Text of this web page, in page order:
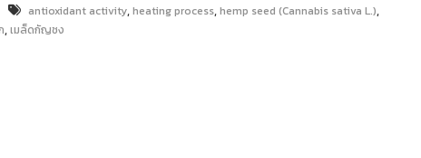
antioxidant activity,heating process,hemp seed (Cannabis sativa L.),
,เมล็ดกัญชง